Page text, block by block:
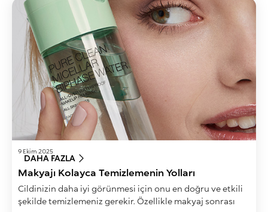
9 Ekim 2025
Makyajı Kolayca Temizlemenin Yolları
Cildinizin daha iyi görünmesi için onu en doğru ve etkili
şekilde temizlemeniz gerekir. Özellikle makyaj sonrası
DAHA FAZLA